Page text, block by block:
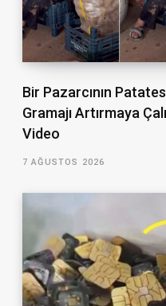
Bir Pazarcının
Gramajı Artırmaya
Video
7 AĞUSTOS 2026